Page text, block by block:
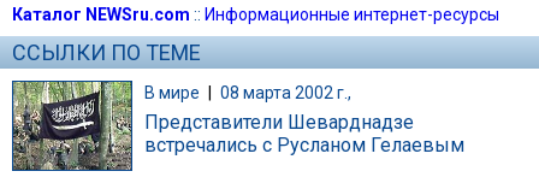
Каталог NEWSru.com :: Информационные интернет-ресурсы
ССЫЛКИ ПО ТЕМЕ
В мире | 08 марта 2002 г.,
Представители Шеварднадзе
встречались с Русланом Гелаевым